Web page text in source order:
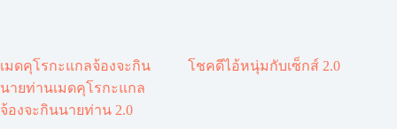
เมดคุโรกะแกลจ้องจะกิน
นายท่านเมดคุโรกะแกล
จ้องจะกินนายท่าน 2.0
โชคดีไอ้หนุ่มกับเซ็กส์ 2.0